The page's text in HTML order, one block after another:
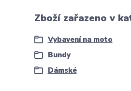
Zboží zařazeno v
Vybavení na moto
Bundy
Dámské